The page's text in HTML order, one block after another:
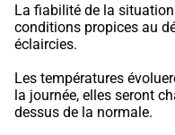
La fiabilité de la
conditions propices au
éclaircies.
Les températures
la journée, elles seront
dessus de la normale.